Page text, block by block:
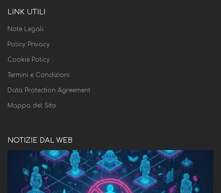
LINK UTILI
Note Legali
Policy Privacy
Cookie Policy
Termini e Condizioni
Data Protection Agreement
Mappa del Sito
NOTIZIE DAL WEB